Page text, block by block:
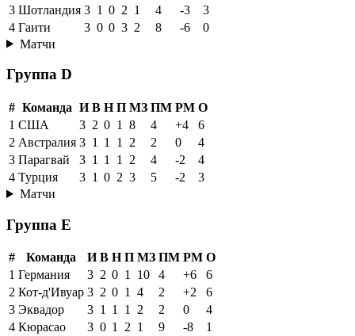
3 Шотландия 3 1 0 2 1 4 -3
3
4 Гаити 3 0 0 3 2 8 -6
0
Матчи
Группа D
# Команда И В Н П МЗ ПМ РМ О
1 США 3 2 0 1 8 4 +4
6
2 Австралия 3 1 1 1 2 2 0
4
3 Парагвай 3 1 1 1 2 4 -2
4
4 Турция 3 1 0 2 3 5 -2
3
Матчи
Группа E
# Команда И В Н П МЗ ПМ РМ О
1 Германия 3 2 0 1 10 4 +6
6
2 Кот-д'Ивуар 3 2 0 1 4 2 +2
6
3 Эквадор 3 1 1 1 2 2 0
4
4 Кюрасао 3 0 1 2 1 9 -8
1